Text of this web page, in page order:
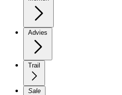
Advies
Trail
Sale